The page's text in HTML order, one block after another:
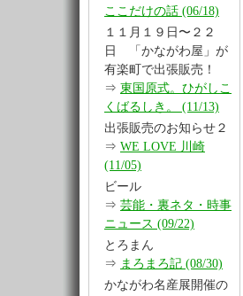
ここだけの話 (06/18)
１１月１９日〜２２
日 「かながわ屋」が
有楽町で出張販売！
⇒ 東国原式。ひがしこ
くばるしき。 (11/13)
出張販売のお知らせ２
⇒ WE LOVE 川崎
(11/05)
ビール
⇒ 芸能・裏ネタ・時事
ニュース (09/22)
とろまん
⇒ まろまろ記 (08/30)
かながわ名産展開催の